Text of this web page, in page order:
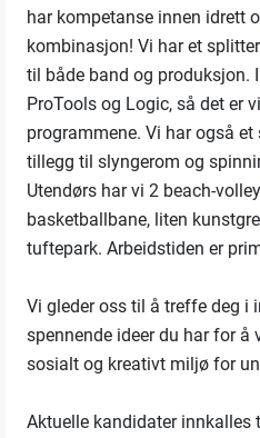
har kompetanse innen idrett
kombinasjon! Vi har et
til både band og produksjon.
ProTools og Logic, så det er
programmene. Vi har også
tillegg til slyngerom og
Utendørs har vi 2 beach-
basketballbane, liten
tuftepark. Arbeidstiden er
Vi gleder oss til å treffe deg i
spennende ideer du har for
sosialt og kreativt miljø for
Aktuelle kandidater innkalles